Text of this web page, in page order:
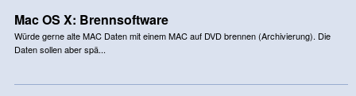
Mac OS X: Brennsoftware
Würde gerne alte MAC Daten mit einem MAC auf DVD brennen (Archivierung). Die
Daten sollen aber spä...